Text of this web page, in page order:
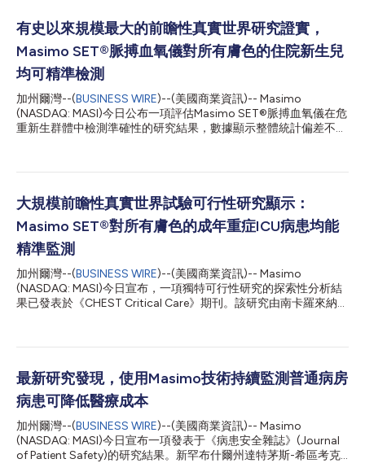
有史以來規模最大的前瞻性真實世界研究證實，
Masimo SET®脈搏血氧儀對所有膚色的住院新生兒
均可精準檢測
加州爾灣--(BUSINESS WIRE)--(美國商業資訊)-- Masimo
(NASDAQ: MASI)今日公布一項評估Masimo SET®脈搏血氧儀在危
重新生群體中檢測準確性的研究結果，數據顯示整體統計偏差不足
人病患出現該情況。新生兒脈搏血氧儀準確性和皮膚色素差異
大學戴維斯分校和密西西比大學傑克森分校的研究團隊，於美國東
部時間4月27日（週一） 上午10點在麻薩諸塞州波士頓舉行的兒
科學術學會(Pediatric Academic Society)大會上現場發表，並線
上發表於《兒科雜誌》(Journal of Pediatrics)。研究作者指出，
「我們未發現與膚色相關的臨床顯著差異，說明該裝置在此類臨床
場景中可提供公平一致的監測表現。」1 這項由美國國立衛生研究
院(NIH)資助的專項研究僅針對體質脆弱和病情危重的新生兒病患
群體展開Masimo SET®效果評估，這些令人鼓舞的研究成果...
大規模前瞻性真實世界試驗可行性研究顯示：
Masimo SET®對所有膚色的成年重症ICU病患均能
精準監測
加州爾灣--(BUSINESS WIRE)--(美國商業資訊)-- Masimo
(NASDAQ: MASI)今日宣布，一項獨特可行性研究的探索性分析結
果已發表於《CHEST Critical Care》期刊。該研究由南卡羅來納醫
需使用血管加壓藥的低灌注病患）均能實現精準監測，且未報告任
中對健康受試者展開，或採用住院病患的回顧性資料。作者首次證
明，在醫院環境中展開技術嚴謹的準確性研究具有可行性——研
究中，團隊將臨床判斷下透過侵入性方式取得的動脈血氧飽和度
(SaO2)值與時間同步的脈搏血氧飽和度(SpO2)值進行了對比。這
種獨特設計使得SaO2與SpO2的準確性對比可在臨床需要的時間
點進行：無論是傳統測量時，還是病患病情自發變化需抽血檢測
時，均由治療團隊根據既定流程啟動——從定義上來說，這些時
最新研究發現，使用Masimo技術持續監測普通病房
病患可降低醫療成本
加州爾灣--(BUSINESS WIRE)--(美國商業資訊)-- Masimo
(NASDAQ: MASI)今日宣布一項發表于《病患安全雜誌》(Journal
of Patient Safety)的研究結果。新罕布什爾州達特茅斯-希區考克